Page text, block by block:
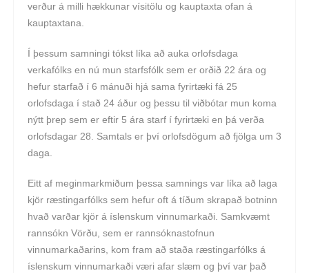
verður á milli hækkunar vísitölu og kauptaxta ofan á
kauptaxtana.
Í þessum samningi tókst líka að auka orlofsdaga
verkafólks en nú mun starfsfólk sem er orðið 22 ára og
hefur starfað í 6 mánuði hjá sama fyrirtæki fá 25
orlofsdaga í stað 24 áður og þessu til viðbótar mun koma
nýtt þrep sem er eftir 5 ára starf í fyrirtæki en þá verða
orlofsdagar 28. Samtals er því orlofsdögum að fjölga um 3
daga.
Eitt af meginmarkmiðum þessa samnings var líka að laga
kjör ræstingarfólks sem hefur oft á tíðum skrapað botninn
hvað varðar kjör á íslenskum vinnumarkaði. Samkvæmt
rannsókn Vörðu, sem er rannsóknastofnun
vinnumarkaðarins, kom fram að staða ræstingarfólks á
íslenskum vinnumarkaði væri afar slæm og því var það